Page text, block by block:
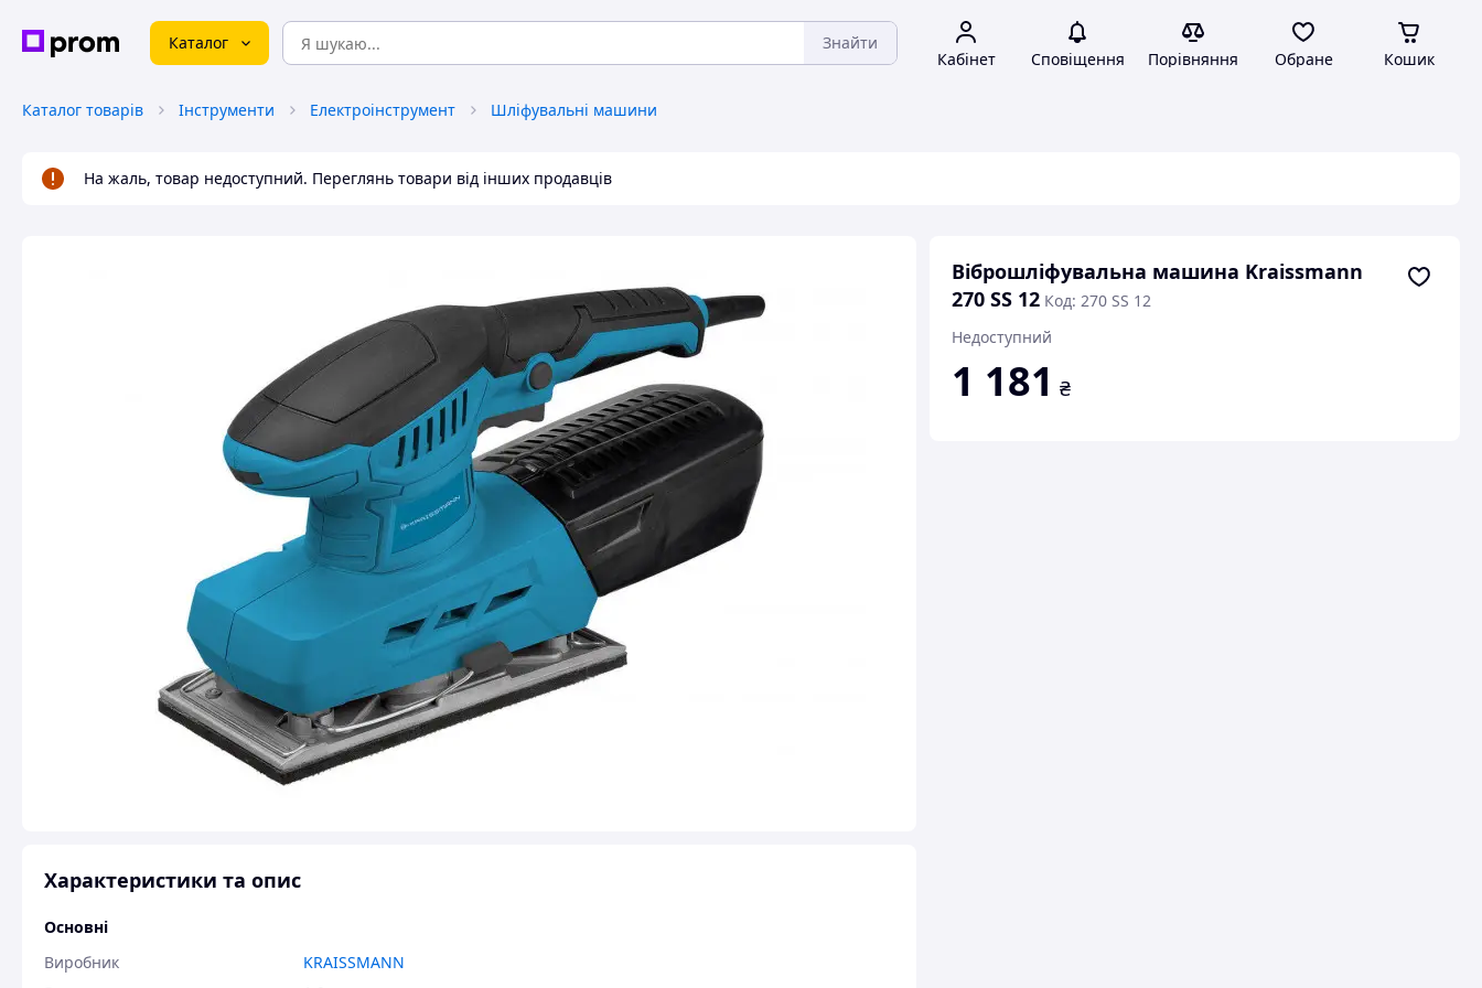
Каталог Знайти
Кабінет Сповіщення Порівняння Обране Кошик
Каталог товарів Інструменти Електроінструмент Шліфувальні машини
На жаль, товар недоступний. Переглянь товари від інших продавців
Віброшліфувальна машина Kraissmann
270 SS 12 Код: 270 SS 12
Недоступний
1 181 ₴
Характеристики та опис
Основні
Виробник
KRAISSMANN